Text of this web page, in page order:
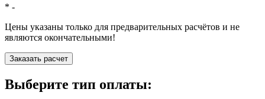
* -
Цены указаны только для предварительных расчётов и не
являются окончательными!
Заказать расчет
Выберите тип оплаты: